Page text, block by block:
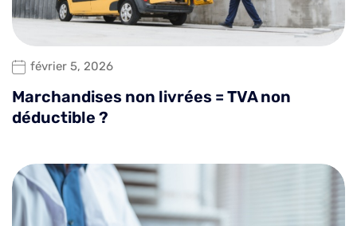
février 5, 2026
Marchandises non livrées = TVA non
déductible ?